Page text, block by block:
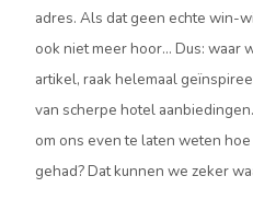
adres. Als dat geen echte win-
ook niet meer hoor… Dus: waar
artikel, raak helemaal
van scherpe hotel
om ons even te laten weten
gehad? Dat kunnen we zeker